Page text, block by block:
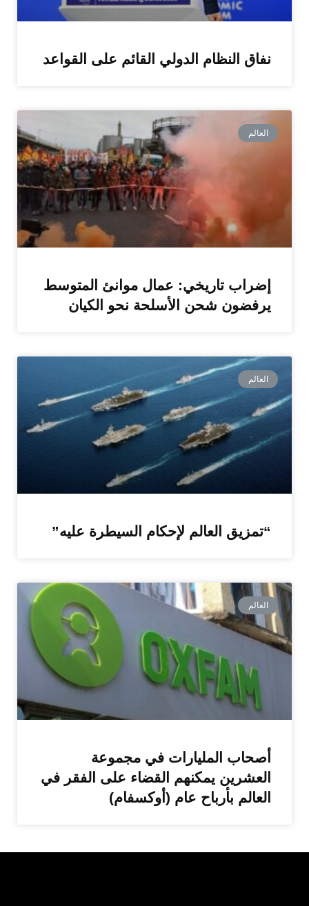
نفاق النظام الدولي القائم على القواعد
العالم
إضراب تاريخي: عمال موانئ المتوسط
يرفضون شحن الأسلحة نحو الكيان
العالم
“تمزيق العالم لإحكام السيطرة عليه”
العالم
أصحاب المليارات في مجموعة
العشرين يمكنهم القضاء على الفقر في
العالم بأرباح عام (أوكسفام)